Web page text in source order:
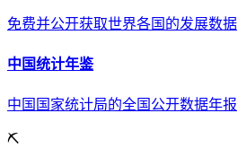
免费并公开获取世界各国的发展数据
中国统计年鉴
中国国家统计局的全国公开数据年报
⛏️